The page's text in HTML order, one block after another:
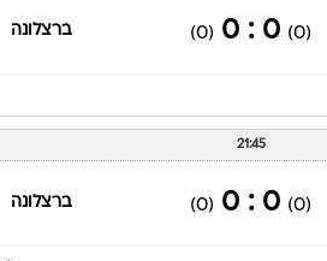
(0)
0 : 0
(0) ברצלונה
21:45
(0)
0 : 0
(0) ברצלונה